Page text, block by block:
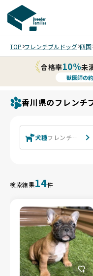
TOP フレンチブルドッグ 四国
合格率10%未
獣医師の
香川県のフレンチ
犬種フレンチブルド
検索結果14件